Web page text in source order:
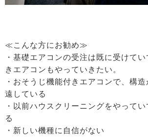
≪こんな方にお勧め≫
・基礎エアコンの受注は既に受けて
きエアコンもやっていきたい。
・おそうじ機能付きエアコンで、構
遠している
・以前ハウスクリーニングをやって
る
・新しい機種に自信がない